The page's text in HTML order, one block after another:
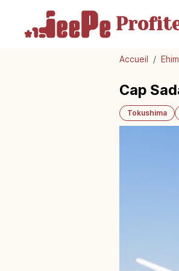
Accueil /
Cap
Tokushima